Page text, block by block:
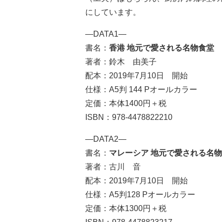
にしています。
―DATA1―
書名： 香港 地元で愛される名物食堂
著者：鈴木 由美子
配本：2019年7月10日 開始
仕様：A5判 144 Pオールカラー
定価：本体1400円＋税
ISBN：978-4478822210
―DATA2―
書名： マレーシア 地元で愛される名
著者：古川 音
配本：2019年7月10日 開始
仕様：A5判128 Pオールカラー
定価：本体1300円＋税